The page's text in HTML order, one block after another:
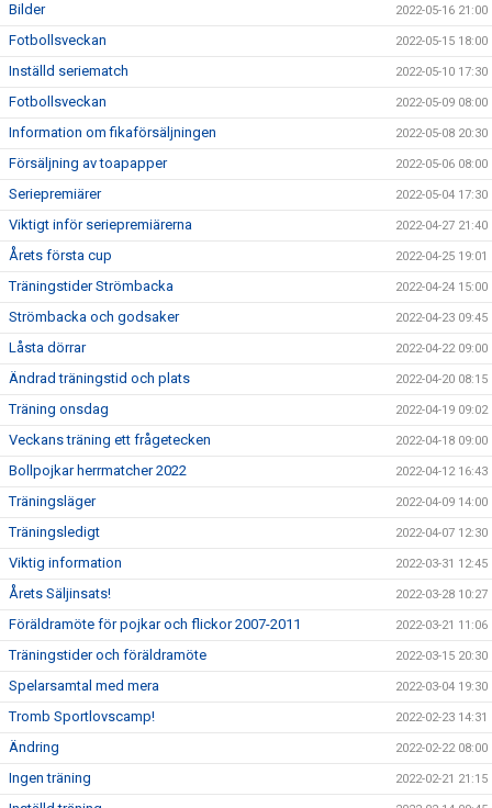
Bilder 2022-05-16 21:00
Fotbollsveckan 2022-05-15 18:00
Inställd seriematch 2022-05-10 17:30
Fotbollsveckan 2022-05-09 08:00
Information om fikaförsäljningen 2022-05-08 20:30
Försäljning av toapapper 2022-05-06 08:00
Seriepremiärer 2022-05-04 17:30
Viktigt inför seriepremiärerna 2022-04-27 21:40
Årets första cup 2022-04-25 19:01
Träningstider Strömbacka 2022-04-24 15:00
Strömbacka och godsaker 2022-04-23 09:45
Låsta dörrar 2022-04-22 09:00
Ändrad träningstid och plats 2022-04-20 08:15
Träning onsdag 2022-04-19 09:02
Veckans träning ett frågetecken 2022-04-18 09:00
Bollpojkar herrmatcher 2022 2022-04-12 16:43
Träningsläger 2022-04-09 14:00
Träningsledigt 2022-04-07 12:30
Viktig information 2022-03-31 12:45
Årets Säljinsats! 2022-03-28 10:27
Föräldramöte för pojkar och flickor 2007-2011 2022-03-21 11:06
Träningstider och föräldramöte 2022-03-15 20:30
Spelarsamtal med mera 2022-03-04 19:30
Tromb Sportlovscamp! 2022-02-23 14:31
Ändring 2022-02-22 08:00
Ingen träning 2022-02-21 21:15